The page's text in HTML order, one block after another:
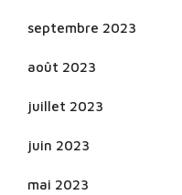
septembre 2023
août 2023
juillet 2023
juin 2023
mai 2023